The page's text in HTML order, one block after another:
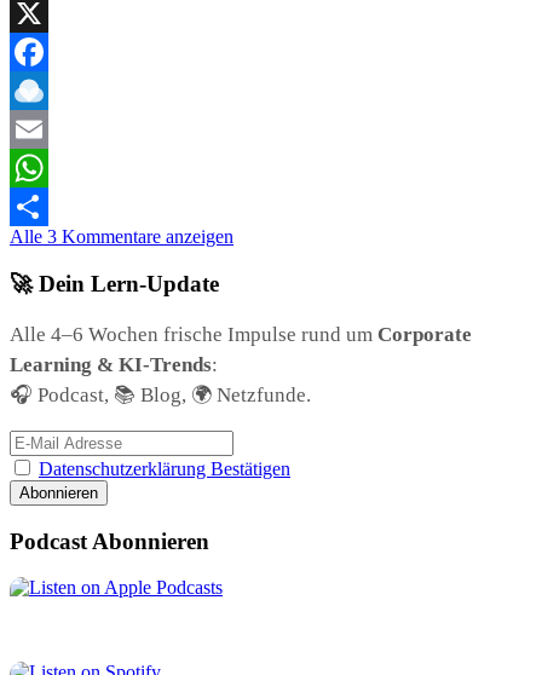
LinkedIn
X
Facebook
Raindrop.io
Email
WhatsApp
Teilen
Alle 3 Kommentare anzeigen
🚀 Dein Lern-Update
Alle 4–6 Wochen frische Impulse rund um Corporate
Learning & KI-Trends:
🎧 Podcast, 📚 Blog, 🌍 Netzfunde.
Datenschutzerklärung Bestätigen
Podcast Abonnieren